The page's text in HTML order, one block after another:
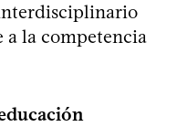
a la competencia